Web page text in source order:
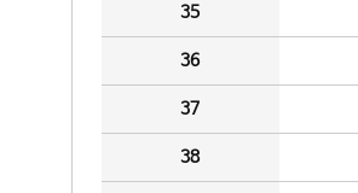
35
36
37
38